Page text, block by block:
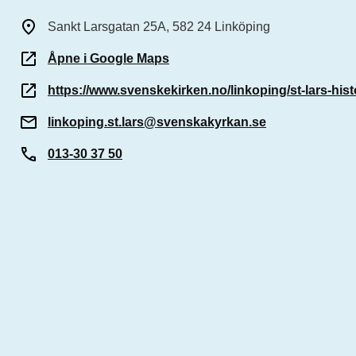
Sankt Larsgatan 25A, 582 24 Linköping
Åpne i Google Maps
https://www.svenskekirken.no/linkoping/st-lars-
linkoping.st.lars@svenskakyrkan.se
013-30 37 50